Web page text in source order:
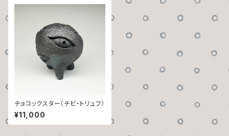
チョコックスター（チビ・トリュフ）
¥11,000